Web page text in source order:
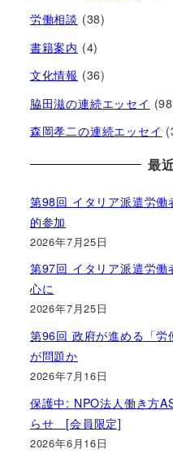
労働相談 (38)
書籍案内 (4)
文化情報 (36)
脇田滋の連続エッセイ
森岡孝二の連続エッセイ
最
第98回 イタリア派遣労
的参加
2026年7月25日
第97回 イタリア派遣労
心に
2026年7月25日
第96回 政府が進める「
が問題か
2026年7月16日
保護中: NPO法人働き方
らせ [会員限定]
2026年6月16日